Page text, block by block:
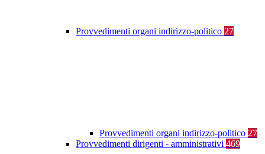
Provvedimenti organi indirizzo-politico 27
Provvedimenti organi indirizzo-politico 27
Provvedimenti dirigenti - amministrativi 469